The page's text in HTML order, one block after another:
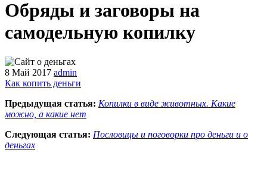
Обряды и заговоры на
самодельную копилку
8 Май 2017 admin
Как копить деньги
Предыдущая статья: Копилки в виде животных. Какие
можно, а какие нет
Следующая статья: Пословицы и поговорки про деньги и о
деньгах